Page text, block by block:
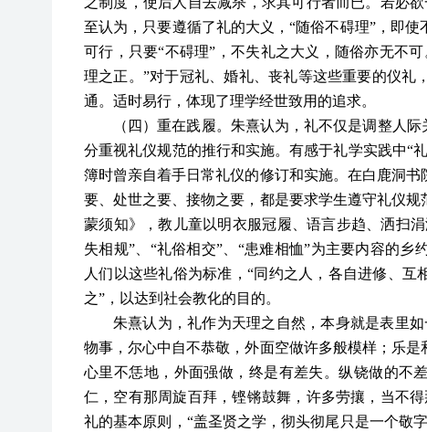
至认为，只要遵循了礼的大义，“随俗不碍理”，即
可行，只要“不碍理”，不失礼之大义，随俗亦无不
理之正。”对于冠礼、婚礼、丧礼等这些重要的仪
通。适时易行，体现了理学经世致用的追求。
（四）重在践履。朱熹认为，礼不仅是调整人
分重视礼仪规范的推行和实施。有感于礼学实践中“
簿时曾亲自着手日常礼仪的修订和实施。在白鹿洞
要、处世之要、接物之要，都是要求学生遵守礼仪
蒙须知》，教儿童以明衣服冠履、语言步趋、洒扫
失相规”、“礼俗相交”、“患难相恤”为主要内容的
人们以这些礼俗为标准，“同约之人，各自进修、
之”，以达到社会教化的目的。
朱熹认为，礼作为天理之自然，本身就是表里
物事，尔心中自不恭敬，外面空做许多般模样；乐
心里不恁地，外面强做，终是有差失。纵铙做的不
仁，空有那周旋百拜，铿锵鼓舞，许多劳攘，当不
礼的基本原则，“盖圣贤之学，彻头彻尾只是一个敬